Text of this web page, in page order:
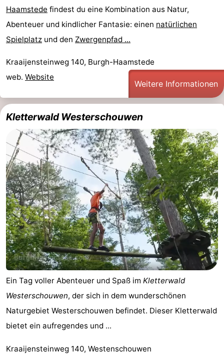
Wandern
-
Reiten
-
Golfplatze
Surfen
-
Sportangeln
Seehunden
Essen
und
trinken
Veranstaltungen
Praktisch
Forum
Route
-
Parken
Reisebuchshop
Medizin
Südholland
-
Haamstede findest du eine Kombination aus Natur,
Abenteuer und kindlicher Fantasie: einen natürlichen
Spielplatz und den Zwergenpfad ...
Kraaijensteinweg 140, Burgh-Haamstede
web. Website
Weitere Informationen
Kletterwald Westerschouwen
Ein Tag voller Abenteuer und Spaß im Kletterwald
Westerschouwen, der sich in dem wunderschönen
Naturgebiet Westerschouwen befindet. Dieser Kletterwald
bietet ein aufregendes und ...
Kraaijensteinweg 140, Westenschouwen